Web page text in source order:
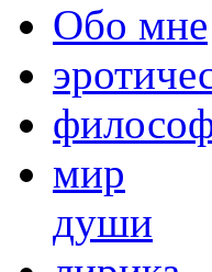
Обо мне
мир
души